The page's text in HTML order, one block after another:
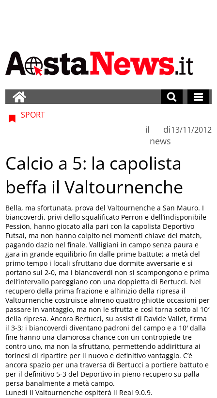
SPORT
di
news
il 13/11/2012
Calcio a 5: la capolista
beffa il Valtournenche
Bella, ma sfortunata, prova del Valtournenche a San Mauro. I
biancoverdi, privi dello squalificato Perron e dell’indisponibile
Pession, hanno giocato alla pari con la capolista Deportivo
Futsal, ma non hanno colpito nei momenti chiave del match,
pagando dazio nel finale. Valligiani in campo senza paura e
gara in grande equilibrio fin dalle prime battute; a metà del
primo tempo i locali sfruttano due dormite avversarie e si
portano sul 2-0, ma i biancoverdi non si scompongono e prima
dell’intervallo pareggiano con una doppietta di Bertucci. Nel
recupero della prima frazione e all’inizio della ripresa il
Valtournenche costruisce almeno quattro ghiotte occasioni per
passare in vantaggio, ma non le sfrutta e così torna sotto al 10′
della ripresa. Ancora Bertucci, su assist di Davide Vallet, firma
il 3-3; i biancoverdi diventano padroni del campo e a 10′ dalla
fine hanno una clamorosa chance con un contropiede tre
contro uno, ma non la sfruttano, permettendo addirittura ai
torinesi di ripartire per il nuovo e definitivo vantaggio. C’è
ancora spazio per una traversa di Bertucci a portiere battuto e
per il definitivo 5-3 del Deportivo in pieno recupero su palla
persa banalmente a metà campo.
Lunedì il Valtournenche ospiterà il Real 9.0.9.